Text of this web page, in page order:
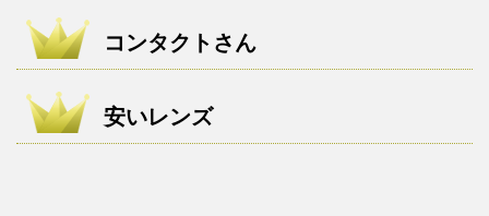
コンタクトさん
安いレンズ